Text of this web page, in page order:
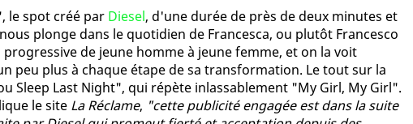
le spot créé par Diesel, d'une durée de près de deux minutes et
plonge dans le quotidien de Francesca, ou plutôt Francesco
de jeune homme à jeune femme, et on la voit
peu plus à chaque étape de sa transformation. Le tout sur la
Sleep Last Night", qui répète inlassablement "My Girl, My Girl".
le site La Réclame, "cette publicité engagée est dans la suite